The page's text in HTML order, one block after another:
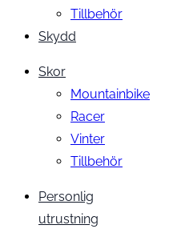
Tillbehör
Skydd
Skor
Mountainbike
Racer
Vinter
Tillbehör
Personlig
utrustning